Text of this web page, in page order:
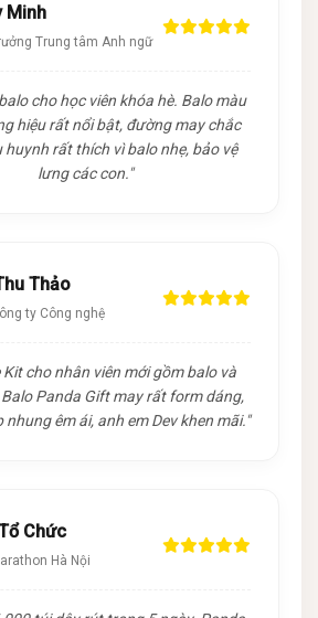
Minh
Trung tâm Anh ngữ
cho học viên khóa hè. Balo màu
hiệu rất nổi bật, đường may chắc
huynh rất thích vì balo nhẹ, bảo vệ
lưng các con."
Thảo
ty Công nghệ
Kit cho nhân viên mới gồm balo và
Panda Gift may rất form dáng,
êm ái, anh em Dev khen mãi."
Chức
Hà Nội